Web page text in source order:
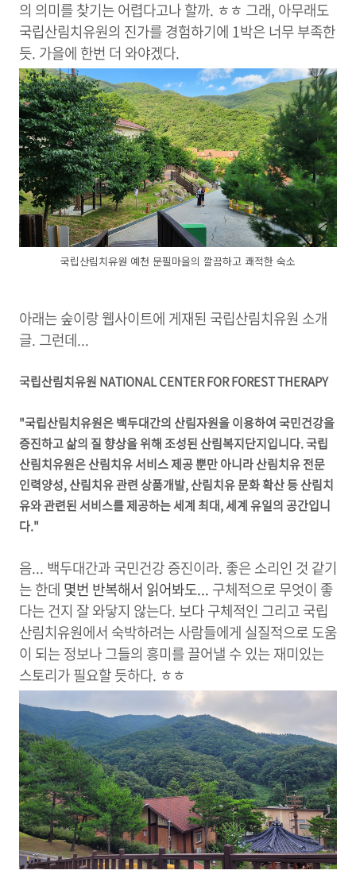
의 의미를 찾기는 어렵다고나 할까. ㅎㅎ 그래, 아무래도
국립산림치유원의 진가를 경험하기에 1박은 너무 부족한
듯. 가을에 한번 더 와야겠다.
국립산림치유원 예천 문필마을의 깔끔하고 쾌적한 숙소
아래는 숲이랑 웹사이트에 게재된 국립산림치유원 소개
글. 그런데...
국립산림치유원 NATIONAL CENTER FOR FOREST THERAPY
"국립산림치유원은 백두대간의 산림자원을 이용하여 국민건강을
증진하고 삶의 질 향상을 위해 조성된 산림복지단지입니다.국립
산림치유원은 산림치유 서비스 제공 뿐만 아니라 산림치유 전문
인력양성, 산림치유 관련 상품개발,산림치유 문화 확산 등 산림치
유와 관련된 서비스를 제공하는 세계 최대, 세계 유일의 공간입니
다."
음... 백두대간과 국민건강 증진이라. 좋은 소리인 것 같기
는 한데 몇번 반복해서 읽어봐도... 구체적으로 무엇이 좋
다는 건지 잘 와닿지 않는다. 보다 구체적인 그리고 국립
산림치유원에서 숙박하려는 사람들에게 실질적으로 도움
이 되는 정보나 그들의 흥미를 끌어낼 수 있는 재미있는
스토리가 필요할 듯하다. ㅎㅎ